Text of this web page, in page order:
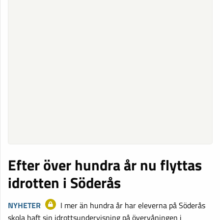
Efter över hundra år nu flyttas
idrotten i Söderås
NYHETER
I mer än hundra år har eleverna på Söderås
skola haft sin idrottsundervisning på övervåningen i